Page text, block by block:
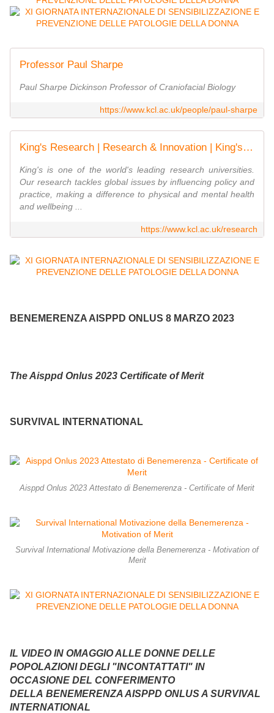
Professor Paul Sharpe
Paul Sharpe Dickinson Professor of Craniofacial Biology
https://www.kcl.ac.uk/people/paul-sharpe
King's Research | Research & Innovation | King's College London
King's is one of the world's leading research universities.
Our research tackles global issues by influencing policy and
practice, making a difference to physical and mental health
and wellbeing ...
https://www.kcl.ac.uk/research
BENEMERENZA AISPPD ONLUS 8 MARZO 2023
The Aisppd Onlus 2023 Certificate of Merit
SURVIVAL INTERNATIONAL
Aisppd Onlus 2023 Attestato di Benemerenza - Certificate of Merit
Survival International Motivazione della Benemerenza - Motivation of
Merit
IL VIDEO IN OMAGGIO ALLE DONNE DELLE
POPOLAZIONI DEGLI "INCONTATTATI" IN
OCCASIONE DEL CONFERIMENTO
DELLA BENEMERENZA AISPPD ONLUS A SURVIVAL
INTERNATIONAL